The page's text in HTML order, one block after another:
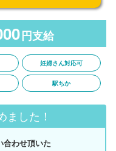
円支給
妊婦さん対応可
駅ちか
ました！
合わせ頂いた